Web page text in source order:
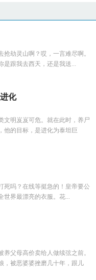
劫灵山啊？哎，一言难尽啊。
是跟我去西天，还是我送...
化
文明岌岌可危。就在此时，养尸
他的目标，是进化为泰坦巨
死吗？在线等挺急的！皇帝要公
世界最漂亮的衣服。花...
父母高价卖给人做续弦之前。
，被恶婆婆挫磨几十年，跟儿